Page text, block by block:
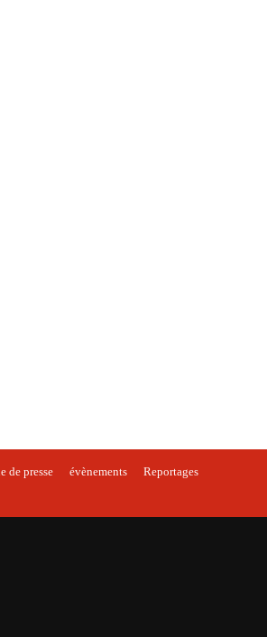
de presse évènements Reportages